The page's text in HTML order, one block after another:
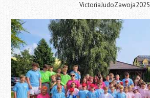
VictoriaJudoZawoja2025